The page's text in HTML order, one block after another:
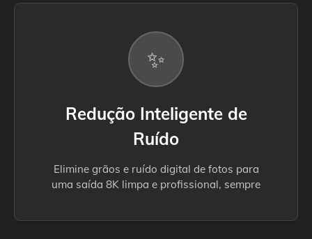
✨
Redução Inteligente de
Ruído
Elimine grãos e ruído digital de fotos para
uma saída 8K limpa e profissional, sempre